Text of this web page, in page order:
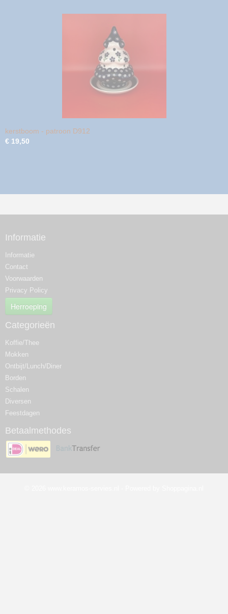
kerstboom - patroon D912
€ 19,50
Informatie
Informatie
Contact
Voorwaarden
Privacy Policy
Herroeping
Categorieën
Koffie/Thee
Mokken
Ontbijt/Lunch/Diner
Borden
Schalen
Diversen
Feestdagen
Betaalmethodes